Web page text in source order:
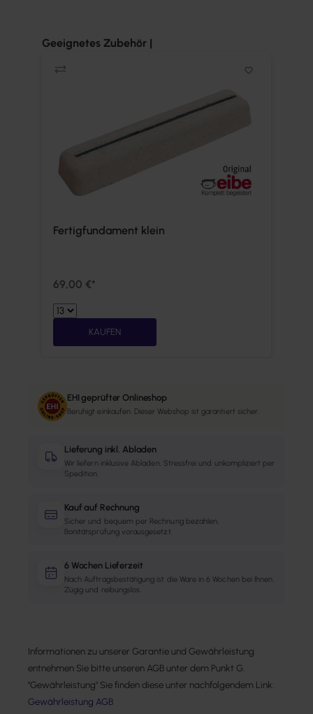
Produktgalerie überspringen
Geeignetes Zubehör |
Fertigfundament klein
69,00 €*
KAUFEN
EHI geprüfter Onlineshop
Beruhigt einkaufen. Dieser Webshop ist garantiert sicher.
Lieferung inkl. Abladen
Wir liefern inklusive Abladen. Stressfrei und unkompliziert per
Spedition.
Kauf auf Rechnung
Sicher und bequem per Rechnung bezahlen,
Bonitätsprüfung vorausgesetzt.
6 Wochen Lieferzeit
Nach Auftragsbestätigung ist die Ware in 6 Wochen bei Ihnen.
Zügig und reibungslos.
Informationen zu unserer Garantie und Gewährleistung
entnehmen Sie bitte unseren AGB unter dem Punkt G.
"Gewährleistung" Sie finden diese unter nachfolgendem Link:
Gewährleistung AGB